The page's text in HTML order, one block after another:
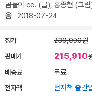
곰돌이 co. (글), 홍종현 (그림
움 2018-07-24
정가 239,900원
판매가 215,910
배송료 무료
전자책 전자책 출간